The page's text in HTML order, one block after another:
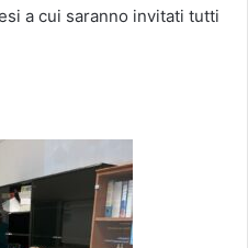
a cui saranno invitati tutti